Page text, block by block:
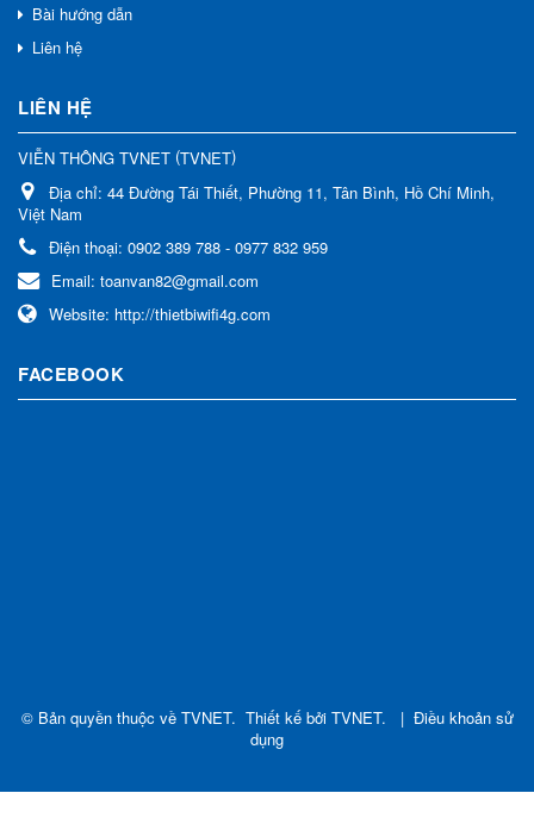
Bài hướng dẫn
Liên hệ
LIÊN HỆ
VIỄN THÔNG TVNET (TVNET)
Địa chỉ: 44 Đường Tái Thiết, Phường 11, Tân Bình, Hồ Chí Minh,
Việt Nam
Điện thoại: 0902 389 788 - 0977 832 959
Email: toanvan82@gmail.com
Website: http://thietbiwifi4g.com
FACEBOOK
© Bản quyền thuộc về TVNET. Thiết kế bởi TVNET. | Điều khoản sử
dụng